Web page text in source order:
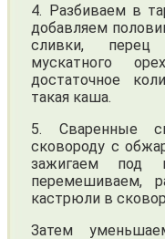
4. Разбиваем в
добавляем
сливки,
мускатного
достаточное
такая каша.
5. Сваренные
сковороду с
зажигаем под
перемешиваем,
кастрюли в
Затем